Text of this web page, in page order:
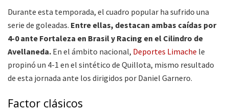
Durante esta temporada, el cuadro popular ha sufrido una
serie de goleadas. Entre ellas, destacan ambas caídas por
4-0 ante Fortaleza en Brasil y Racing en el Cilindro de
Avellaneda. En el ámbito nacional, Deportes Limache le
propinó un 4-1 en el sintético de Quillota, mismo resultado
de esta jornada ante los dirigidos por Daniel Garnero.
Factor clásicos